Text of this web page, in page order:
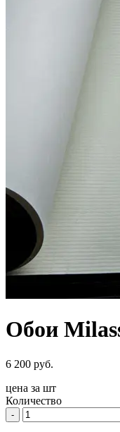
Обои
6 200 руб.
цена за шт
Количество
-